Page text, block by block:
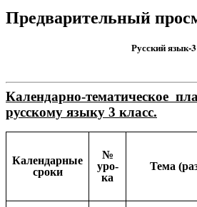
Предварительный
Русский язык-
Календарно-тематическое
русскому языку 3 класс.
Календарные
сроки
№
уро-
ка
Тема